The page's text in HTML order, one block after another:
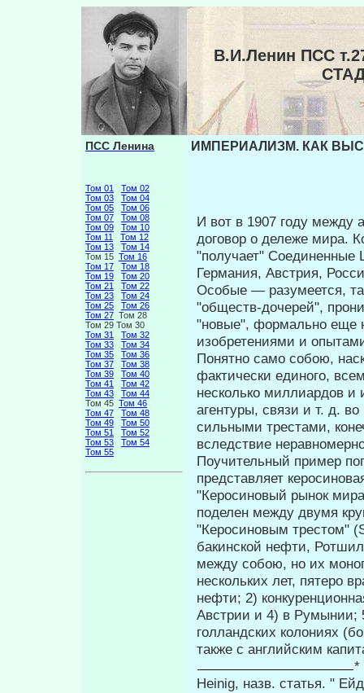
В.И.Ленин ПСС
ПСС Ленина
Том 01
Том 02
Том 03
Том 04
Том 05
Том 06
Том 07
Том 08
Том 09
Том 10
Том 11
Том 12
Том 13
Том 14
Том 15 Том 16
Том 17
Том 18
Том 19
Том 20
Том 21
Том 22
Том 23
Том 24
Том 25
Том 26
Том 27 Том 28
Том 29 Том 30
Том 31
Том 32
Том 33
Том 34
Том 35
Том 36
Том 37
Том 38
Том 39
Том 40
Том 41
Том 42
Том 43
Том 44
Том 45 Том 46
Том 47
Том 48
Том 49
Том 50
Том 51
Том 52
Том 53
Том 54
Том 55
ИМПЕРИАЛИЗМ. КАК
И вот в 1907 году между
договор о дележе мира.
"получает"
Германия, Австрия,
Особые — разумеется,
"обществ-дочерей",
"новые", формально еще
изобретениями и
Понятно само собою,
фактически единого,
несколько миллиар­дов и
агентуры, связи и т. д.
сильными трестами,
вследствие
Поучительный пример
представляет
"Керосиновый рынок
поделен между двумя
"Керосиновым тре­стом"
бакинской нефти,
между собою, но их
нескольких лет, пятеро
нефти; 2)
Австрии и 4) в Румынии;
голландских колониях
также с анг­лийским
*
Heinig, назв. статья. "